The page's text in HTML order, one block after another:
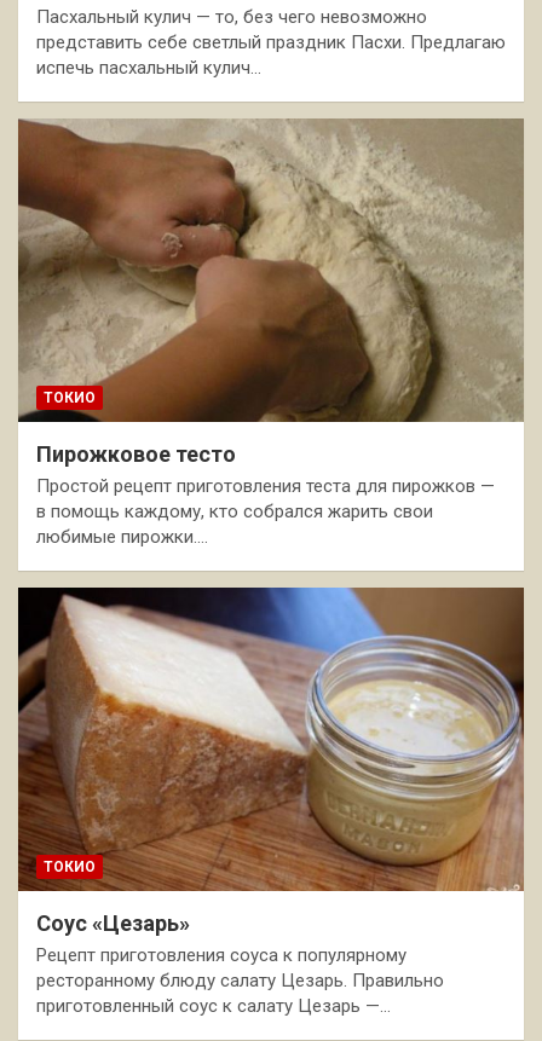
Пасхальный кулич — то, без чего невозможно
представить себе светлый праздник Пасхи. Предлагаю
испечь пасхальный кулич…
ТОКИО
Пирожковое тесто
Простой рецепт приготовления теста для пирожков —
в помощь каждому, кто собрался жарить свои
любимые пирожки.…
ТОКИО
Соус «Цезарь»
Рецепт приготовления соуса к популярному
ресторанному блюду салату Цезарь. Правильно
приготовленный соус к салату Цезарь —…